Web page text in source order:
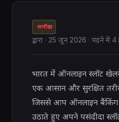
समीक्षा
द्वारा · 25 जून 2026 · पढ़ने में 4
भारत में ऑनलाइन स्लॉट
एक आसान और सुरक्षित
जिससे आप ऑनलाइन बैंकिंग
उठाते हुए अपने पसंदीदा